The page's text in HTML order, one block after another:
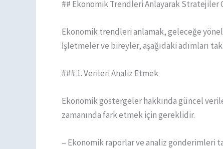
## Ekonomik Trendleri Anlayarak Stratejiler
Ekonomik trendleri anlamak, geleceğe
İşletmeler ve bireyler, aşağıdaki adımları
### 1. Verileri Analiz Etmek
Ekonomik göstergeler hakkında güncel
zamanında fark etmek için gereklidir.
– Ekonomik raporlar ve analiz gönderimleri